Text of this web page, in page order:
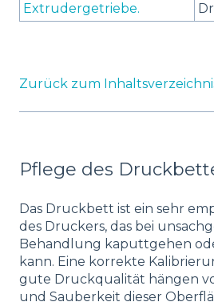
Extrudergetriebe.
Zurück zum
Pflege des
Das Druckbett ist ein sehr
des Druckers, das bei
Behandlung kaputtgehen
kann. Eine korrekte
gute Druckqualität hängen
und Sauberkeit dieser